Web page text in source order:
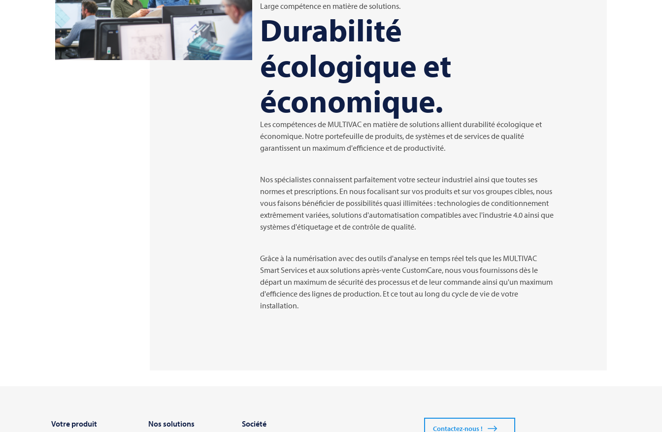
Large compétence en matière de solutions.
Durabilité
écologique et
économique.
Les compétences de MULTIVACen matière de solutions allient durabilité écologique et
économique. Notre portefeuille de produits, de systèmes et de services de qualité
garantissent un maximum d'efficience et de productivité.
Nos spécialistes connaissent parfaitement votre secteur industriel ainsi que toutes ses
normes et prescriptions. En nous focalisant sur vos produits et sur vos groupes cibles, nous
vous faisons bénéficier de possibilités quasi illimitées : technologies de conditionnement
extrêmement variées, solutions d'automatisation compatibles avec l'industrie 4.0 ainsi que
systèmes d'étiquetage et de contrôle de qualité.
Grâce à la numérisation avec des outils d'analyse en temps réel tels que les MULTIVAC
Smart Services et aux solutions après-vente CustomCare, nous vous fournissons dès le
départ un maximum de sécurité des processus et de leur commande ainsi qu'un maximum
d'efficience des lignes de production. Et ce tout au long du cycle de vie de votre
installation.
Votre produit Nos solutions Société Contactez-nous !